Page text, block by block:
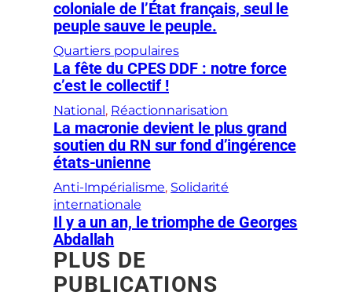
coloniale de l’État français, seul le
peuple sauve le peuple.
Quartiers populaires
La fête du CPES DDF : notre force
c’est le collectif !
National , Réactionnarisation
La macronie devient le plus grand
soutien du RN sur fond d’ingérence
états-unienne
Anti-Impérialisme, Solidarité
internationale
Il y a un an, le triomphe de Georges
Abdallah
PLUS DE
PUBLICATIONS